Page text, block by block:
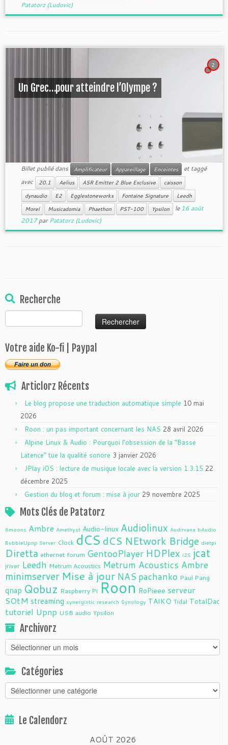
Patatorz (Ludovic)
2
Un Grec…pour atteindre l’Olympe ?
Billet publié dans Amplificateur Appareillage Enceintes
et taggé
avec
20.1 Aelius ASR Emitter 2 Blue Exclusive
caisson
dynaudio
E2 Egglestoneworks Fontaine Signature
Leedh
Morel
Musicadomia Phaethon PST-100 Ypsilon le16 août
2017 parPatatorz (Ludovic)
Recherche
Votre aide Ko-fi | Paypal
Articlorz Récents
Le blog propose une traduction automatique simple 10 mai
2026
Roon : un pas important concernant les NAS 28 avril 2026
Alpine Linux & Audio : Pourquoi l’obsession de la “Basse
Latence” tue la qualité sonore 3 janvier 2026
JPlay iOS : lecture de musique locale avec la version 1.3.15 22
décembre 2025
Gestion du blog et forum : mise à jour 29 novembre 2025
Mots Clés de Patatorz
6moons Ambre Amethyst Audio-linux Audiolinux Audirvana bAudio
BubbleUpnp Server Clock dCS dCS NEtwork Bridge dietpi
Diretta ethernet forum GentooPlayer HDPlex i2S jcat
jriver Leedh Metrum Acoustics Metrum Acoustics Ambre
minimserver Mise à jour NAS pachanko Paul Pang
qnap Qobuz Raspberry Pi Roon RoPieee serveur
SOtM streaming synergistic research Synology TAIKO Tidal TotalDac
tutoriel Upnp USB audio Ypsilon
Archivorz
Archivorz
Catégories
Catégories
Le Calendorz
AOÛT 2026